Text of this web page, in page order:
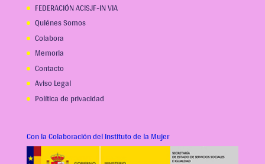
FEDERACIÓN ACISJF-IN VIA
Quiénes Somos
Colabora
Memoria
Contacto
Aviso Legal
Política de privacidad
Con la Colaboración del Instituto de la Mujer